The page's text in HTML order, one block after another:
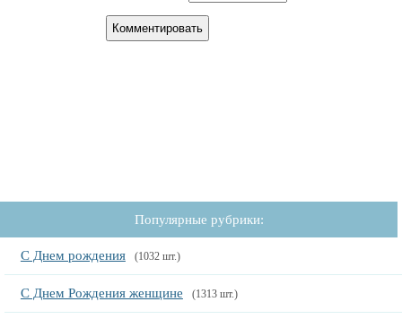
Популярные рубрики:
С Днем рождения (1032 шт.)
С Днем Рождения женщине (1313 шт.)